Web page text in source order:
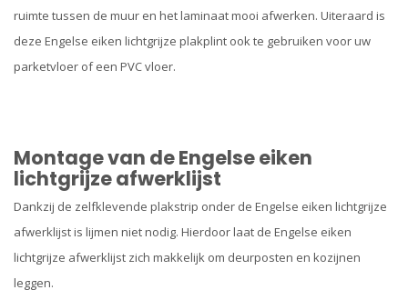
ruimte tussen de muur en het laminaat mooi afwerken. Uiteraard is
deze Engelse eiken lichtgrijze plakplint ook te gebruiken voor uw
parketvloer of een PVC vloer.
Montage van de Engelse eiken
lichtgrijze afwerklijst
Dankzij de zelfklevende plakstrip onder de Engelse eiken lichtgrijze
afwerklijst is lijmen niet nodig. Hierdoor laat de Engelse eiken
lichtgrijze afwerklijst zich makkelijk om deurposten en kozijnen
leggen.